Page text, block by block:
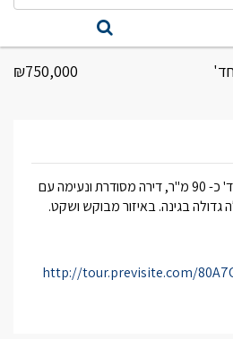
₪750,000
ברח' מורד הגיא דירת גן 4 חד' כ- 90 מ"ר, דירה מסודרת ונעימה עם
גדולה בגינה. באיזור מבוקש ושקט.
http://tour.previsite.com/